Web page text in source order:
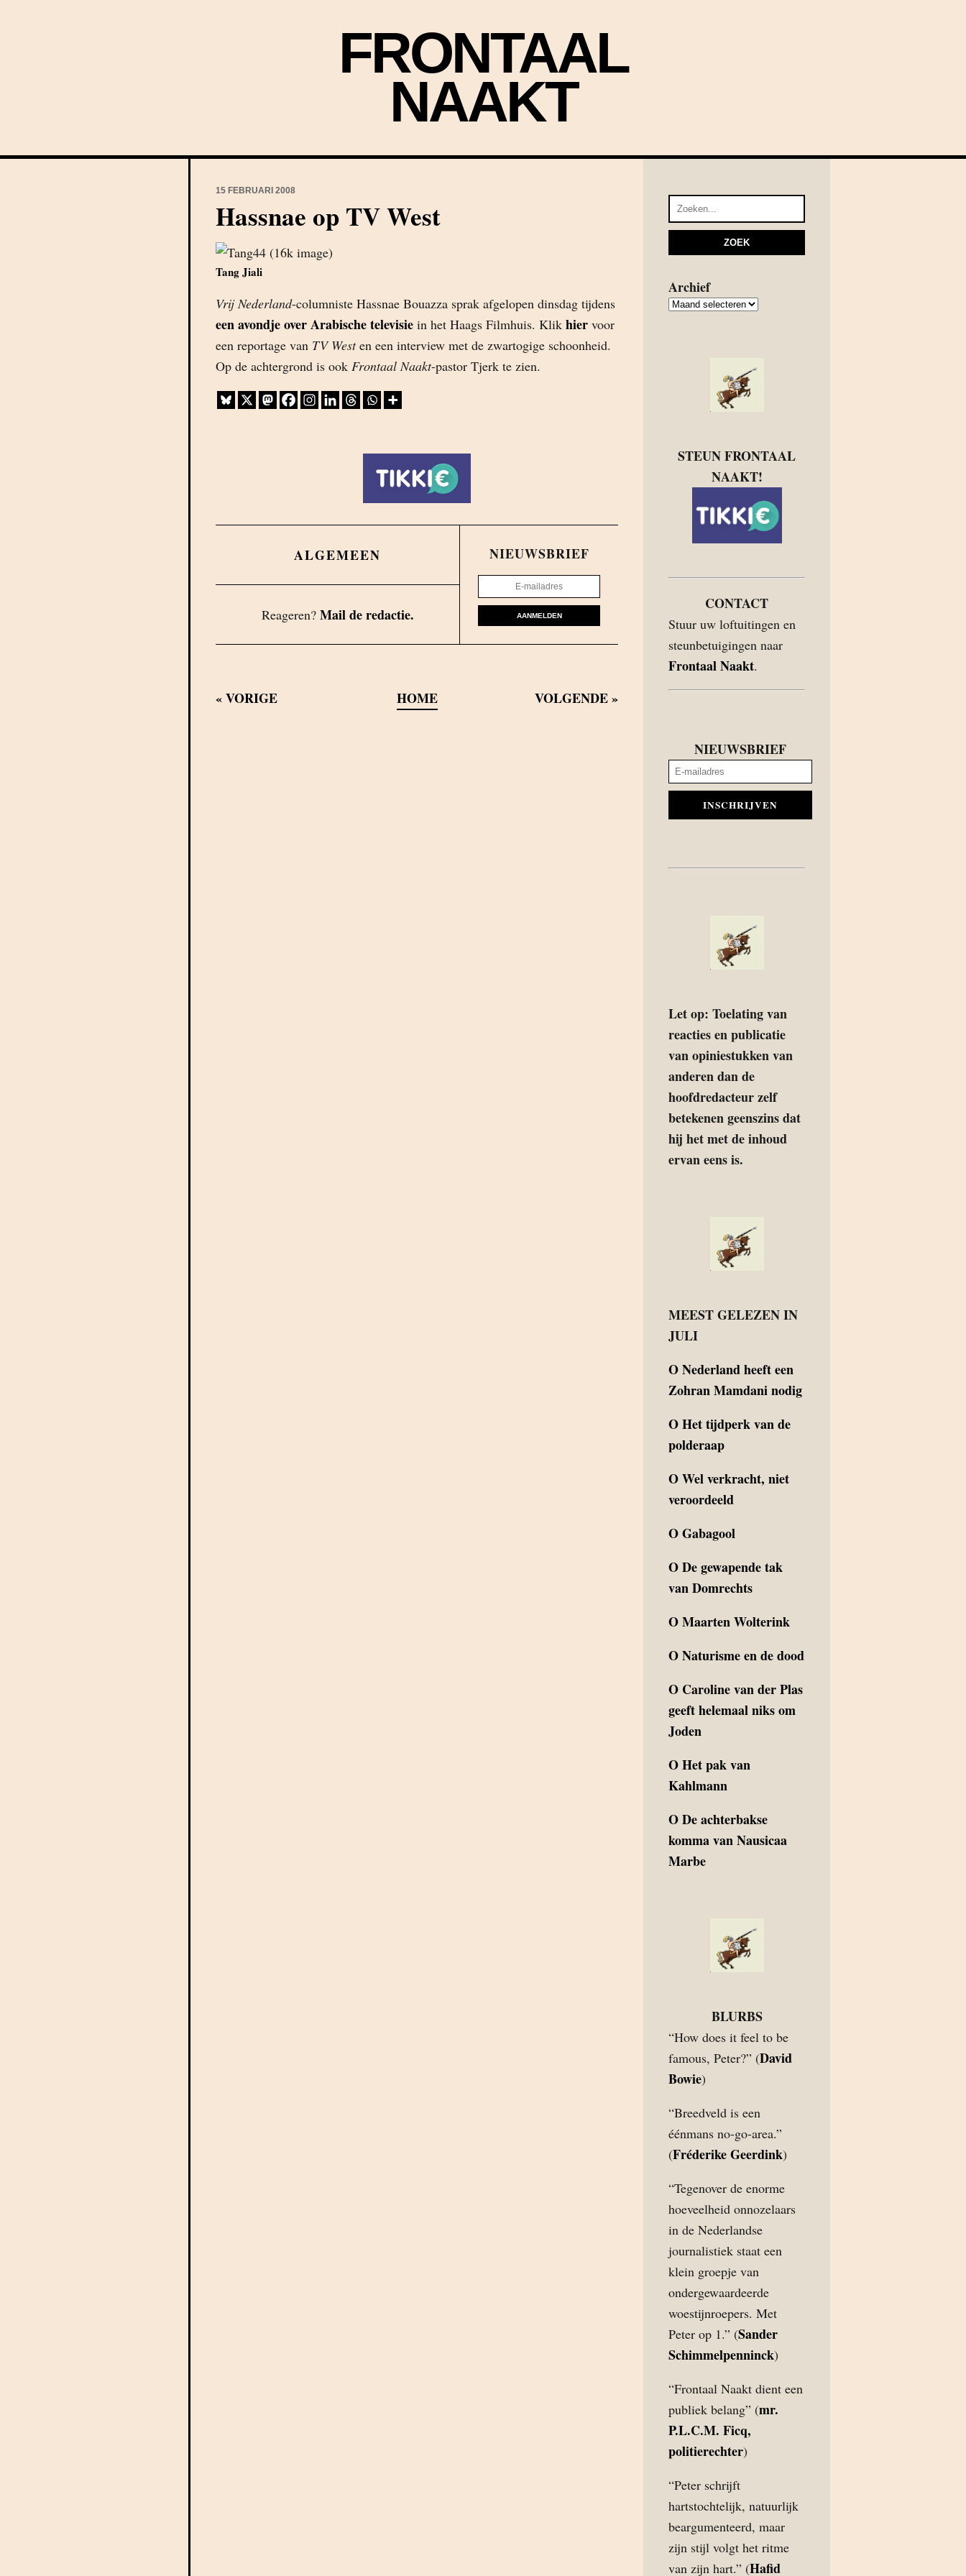
FRONTAAL
NAAKT
15 FEBRUARI 2008
Hassnae op TV West
Tang Jiali
Vrij Nederland-columniste Hassnae Bouazza sprak afgelopen dinsdag tijdens
een avondje over Arabische televisie in het Haags Filmhuis. Klik hier voor
een reportage van TV Westen een interview met de zwartogige schoonheid.
Op de achtergrond is ook Frontaal Naakt-pastor Tjerk te zien.
ALGEMEEN
Reageren? Mail de redactie.
NIEUWSBRIEF
AANMELDEN
«VORIGE HOME VOLGENDE»
Archief
Archief
STEUN FRONTAAL
NAAKT!
CONTACT
Stuur uw loftuitingen en
steunbetuigingen naar
Frontaal Naakt.
NIEUWSBRIEF
INSCHRIJVEN
Let op: Toelating van
reacties en publicatie
van opiniestukken van
anderen dan de
hoofdredacteur zelf
betekenen geenszins dat
hij het met de inhoud
ervan eens is.
MEEST GELEZEN IN
JULI
ONederland heeft een
Zohran Mamdani nodig
OHet tijdperk van de
polderaap
OWel verkracht, niet
veroordeeld
OGabagool
ODe gewapende tak
van Domrechts
OMaarten Wolterink
ONaturisme en de dood
O Caroline van der Plas
geeft helemaal niks om
Joden
OHet pak van
Kahlmann
ODe achterbakse
komma van Nausicaa
Marbe
BLURBS
“How does it feel to be
famous, Peter?” (David
Bowie)
“Breedveld is een
éénmans no-go-area.”
(Fréderike Geerdink)
“Tegenover de enorme
hoeveelheid onnozelaars
in de Nederlandse
journalistiek staat een
klein groepje van
ondergewaardeerde
woestijnroepers. Met
Peter op 1.” (Sander
Schimmelpenninck)
“Frontaal Naakt dient een
publiek belang” (mr.
P.L.C.M. Ficq,
politierechter)
“Peter schrijft
hartstochtelijk, natuurlijk
beargumenteerd, maar
zijn stijl volgt het ritme
van zijn hart.” (Hafid